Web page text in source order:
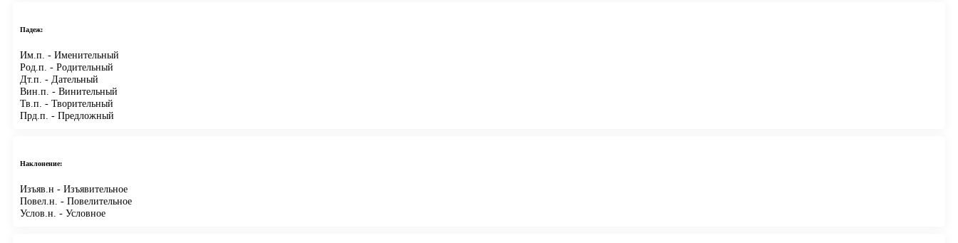
Падеж:
Им.п. - Именительный
Род.п. - Родительный
Дт.п. - Дательный
Вин.п. - Винительный
Тв.п. - Творительный
Прд.п. - Предложный
Наклонение:
Изъяв.н - Изъявительное
Повел.н. - Повелительное
Услов.н. - Условное